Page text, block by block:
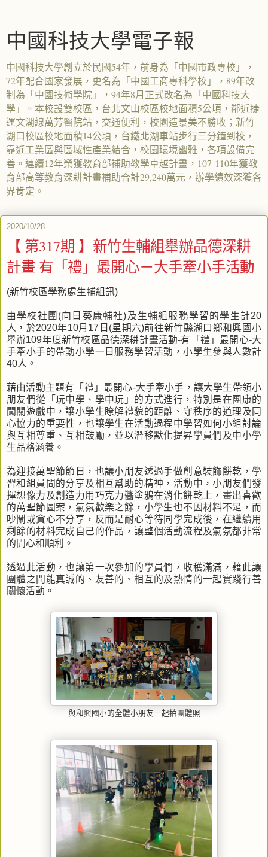
中國科技大學電子報
中國科技大學創立於民國54年，前身為「中國市政專校」，
72年配合國家發展，更名為「中國工商專科學校」，89年改
制為「中國技術學院」，94年8月正式改名為「中國科技大
學」。本校設雙校區，台北文山校區校地面積5公頃，鄰近捷
運文湖線萬芳醫院站，交通便利，校園造景美不勝收；新竹
湖口校區校地面積14公頃，台鐵北湖車站步行三分鐘到校，
靠近工業區與區域性產業結合，校園環境幽雅，各項設備完
善。連續12年榮獲教育部補助教學卓越計畫，107-110年獲教
育部高等教育深耕計畫補助合計29,240萬元，辦學績效深獲各
界肯定。
2020/10/28
【 第317期 】新竹生輔組舉辦品德深耕
計畫 有「禮」最開心－大手牽小手活動
(新竹校區學務處生輔組訊)
由學校社團(向日葵康輔社)及生輔組服務學習的學生計20
人，於2020年10月17日(星期六)前往新竹縣湖口鄉和興國小
舉辦109年度新竹校區品德深耕計畫活動-有「禮」最開心-大
手牽小手的帶動小學一日服務學習活動，小學生參與人數計
40人。
藉由活動主題有「禮」最開心-大手牽小手，讓大學生帶領小
朋友們從「玩中學、學中玩」的方式進行，特別是在團康的
闖關遊戲中，讓小學生瞭解禮貌的距離、守秩序的道理及同
心協力的重要性，也讓學生在活動過程中學習如何小組討論
與互相尊重、互相鼓勵，並以潛移默化提昇學員們及中小學
生品格涵養。
為迎接萬聖節節日，也讓小朋友透過手做創意裝飾餅乾，學
習和組員間的分享及相互幫助的精神，活動中，小朋友們發
揮想像力及創造力用巧克力醬塗鴉在消化餅乾上，畫出喜歡
的萬聖節圖案，氣氛歡樂之餘，小學生也不因材料不足，而
吵鬧或貪心不分享，反而是耐心等待同學完成後，在繼續用
剩餘的材料完成自己的作品，讓整個活動流程及氣氛都非常
的開心和順利。
透過此活動，也讓第一次參加的學員們，收穫滿滿，藉此讓
團體之間能真誠的、友善的、相互的及熱情的一起實踐行善
關懷活動。
與和興國小的全體小朋友一起拍團體照